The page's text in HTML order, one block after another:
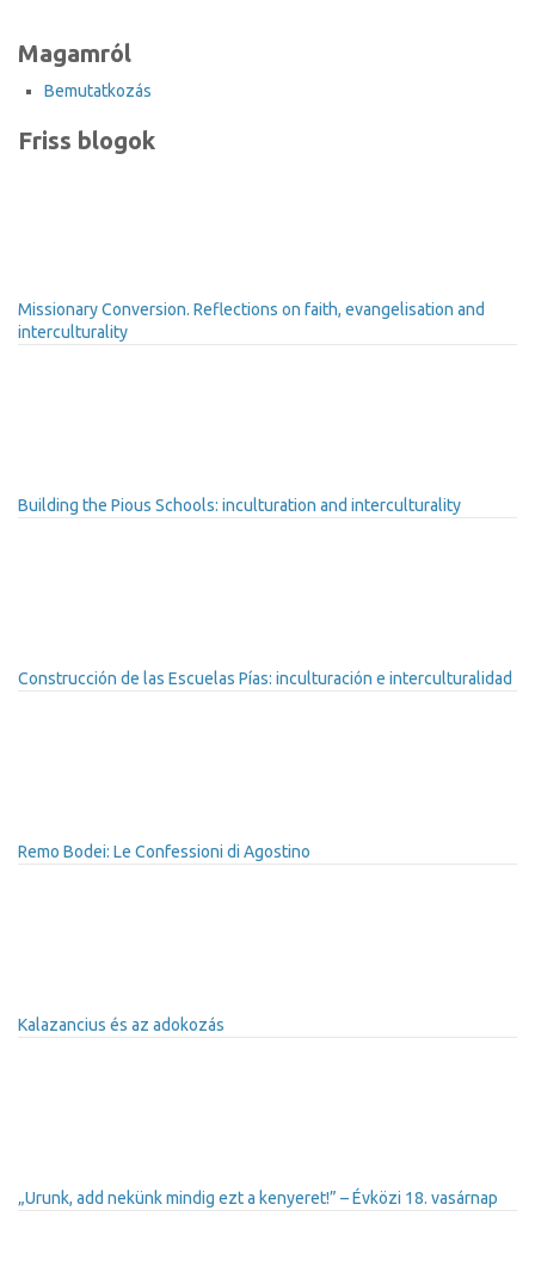
Magamról
Bemutatkozás
Friss blogok
Missionary Conversion. Reflections on faith, evangelisation and
interculturality
Building the Pious Schools: inculturation and interculturality
Construcción de las Escuelas Pías: inculturación e interculturalidad
Remo Bodei: Le Confessioni di Agostino
Kalazancius és az adokozás
„Urunk, add nekünk mindig ezt a kenyeret!” – Évközi 18. vasárnap